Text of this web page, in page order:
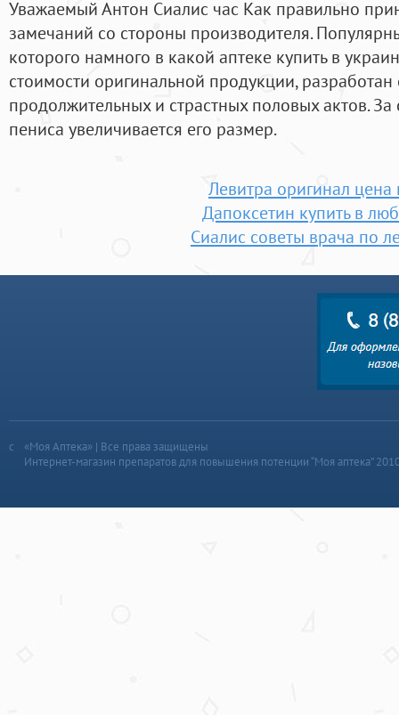
Уважаемый Антон Сиалис час Как правильно
замечаний со стороны производителя.
которого намного в какой аптеке купить в
стоимости оригинальной продукции,
продолжительных и страстных половых актов. За
пениса увеличивается его размер.
Левитра оригинал цена
Дапоксетин купить в
Сиалис советы врача по
«Моя Аптека» | Все права защищены
Интернет-магазин препаратов для повышения потенции “Моя аптека”